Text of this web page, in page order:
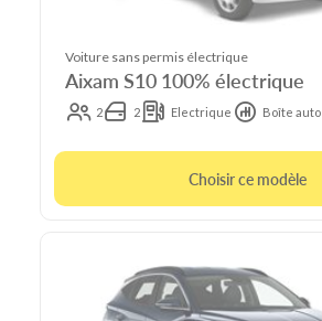
Voiture sans permis électrique
Aixam S10 100% électrique
2 2 Electrique Boîte auto
Choisir ce modèle